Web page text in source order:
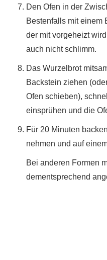
Den Ofen in der
Bestenfalls mit einem
der mit vorgeheizt
auch nicht schlimm.
Das Wurzelbrot
Backstein ziehen
Ofen schieben),
einsprühen und die
Für 20 Minuten
nehmen und auf
Bei anderen Formen
dementsprechend